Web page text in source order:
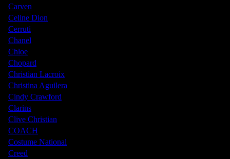
Carven
Celine Dion
Cerruti
Chanel
Chloe
Chopard
Christian Lacroix
Christina Aguilera
Cindy Crawford
Clarins
Clive Christian
COACH
Costume National
Creed